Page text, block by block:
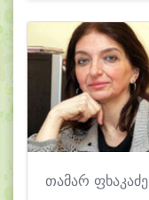
თამარ ფხაკაძე